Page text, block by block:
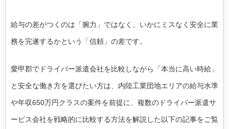
給与の差がつくのは「腕力」ではなく、いかにミスなく安全に業
務を完遂するかという「信頼」の差です。
愛甲郡でドライバー派遣会社を比較しながら「本当に高い時給」
と安全な働き方を選びたい方は、内陸工業団地エリアの給与水準
や年収650万円クラスの案件を前提に、複数のドライバー派遣サ
ービス会社を戦略的に比較する方法を解説した以下の記事をご覧